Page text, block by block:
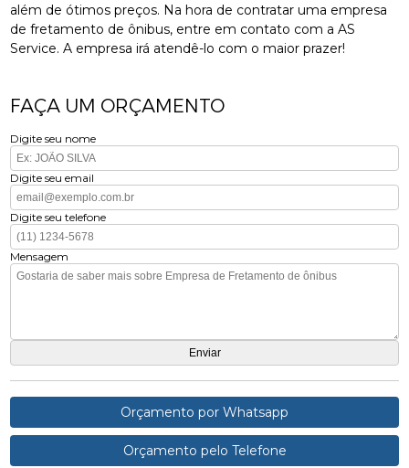
além de ótimos preços. Na hora de contratar uma empresa
de fretamento de ônibus, entre em contato com a AS
Service. A empresa irá atendê-lo com o maior prazer!
FAÇA UM ORÇAMENTO
Digite seu nome
Digite seu email
Digite seu telefone
Mensagem
Orçamento por Whatsapp
Orçamento pelo Telefone